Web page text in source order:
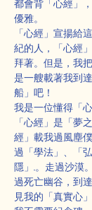
都會背「心經」
優雅。
「心經」宣揚給
紀的人，「心經
拜著。但是，我
是一艘載著我到
船」吧！
我是一位懂得「
「心經」是「夢
經」載我過風塵
過「學法」、「
隱」..。走過沙漠
過死亡幽谷，到
見我的「真實心」